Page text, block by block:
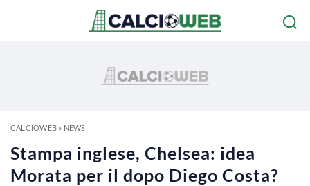
CALCIOWEB» NEWS
Stampa inglese, Chelsea: idea
Morata per il dopo Diego Costa?